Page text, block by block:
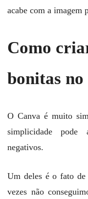
acabe com a imagem
Como
bonitas no
O Canva é muito
simplicidade pode
negativos.
Um deles é o fato de
vezes não